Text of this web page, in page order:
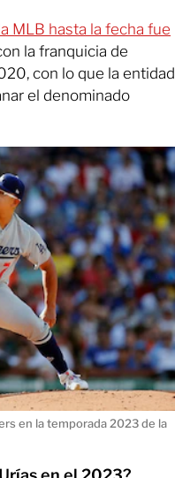
MLB hasta la fecha fue
la franquicia de
con lo que la entidad
el denominado
en la temporada 2023 de la